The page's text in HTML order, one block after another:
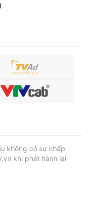
không có sự chấp
khi phát hành lại